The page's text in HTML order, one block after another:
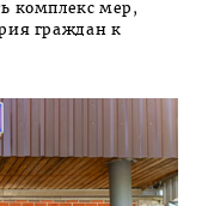
комплекс мер,
граждан к